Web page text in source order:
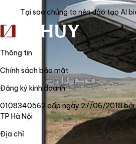
Tại sao chúng ta nên đào tạo AI
Thông tin
Chính sách bảo mật
Đăng ký kinh doanh
0108340562 cấp ngày 27/06/2018 bởi
TP Hà Nội
Địa chỉ